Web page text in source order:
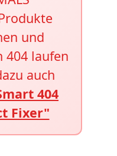
und
404 laufen
auch
404
Fixer"